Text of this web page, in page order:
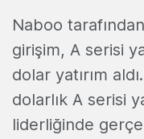
Naboo
girişim, A serisi
dolar yatırım
dolarlık A serisi
liderliğinde